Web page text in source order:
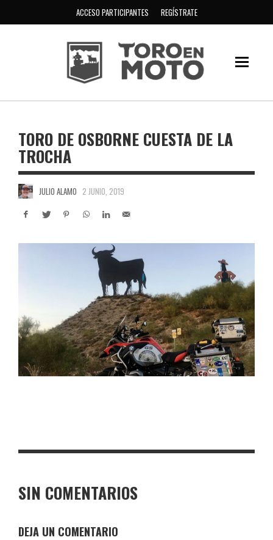
ACCESO PARTICIPANTES REGÍSTRATE
TORO DE OSBORNE CUESTA DE LA
TROCHA
JULIO ALAMO 2 JUNIO, 2019
SIN COMENTARIOS
DEJA UN COMENTARIO